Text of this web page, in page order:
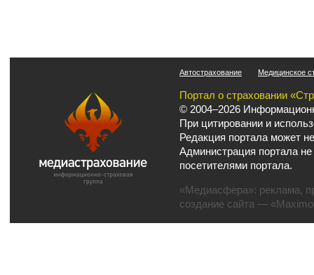
Автострахование Медицинское
Портал о страховании
© 2004–2026
При цитировании и
Редакция портала может
Администрация портала
посетителями портала.
«Медиасфера»: реклама,
создание сайта —